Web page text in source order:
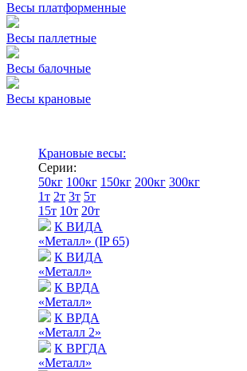
Весы платформенные
Весы паллетные
Весы балочные
Весы крановые
Крановые весы:
Серии:
50кг 100кг 150кг 200кг 300кг
1т 2т 3т 5т
15т 10т 20т
К ВИДА
«Металл» (IP 65)
К ВИДА
«Металл»
К ВРДА
«Металл»
К ВРДА
«Металл 2»
К ВРГДА
«Металл»